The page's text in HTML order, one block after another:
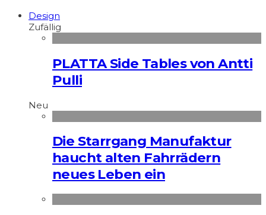
Design
Zufällig
PLATTA Side Tables von Antti
Pulli
Neu
Die Starrgang Manufaktur
haucht alten Fahrrädern
neues Leben ein